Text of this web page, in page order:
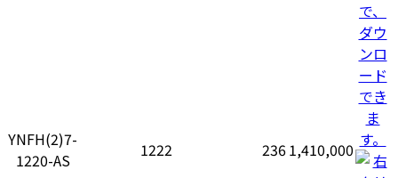
YNFH(2)7-
1220-AS
1222 2361,410,000